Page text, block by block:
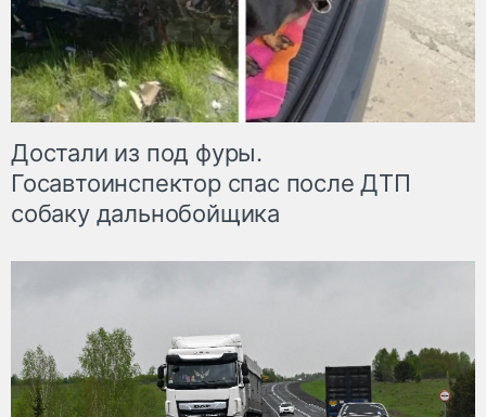
Достали из под фуры.
Госавтоинспектор спас после ДТП
собаку дальнобойщика